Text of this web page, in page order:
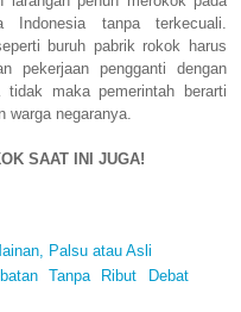
tanpa terkecuali.
buruh pabrik rokok harus
pekerjaan pengganti dengan
maka pemerintah berarti
warga negaranya.
SAAT INI JUGA!
Palsu atau Asli
Tanpa Ribut Debat